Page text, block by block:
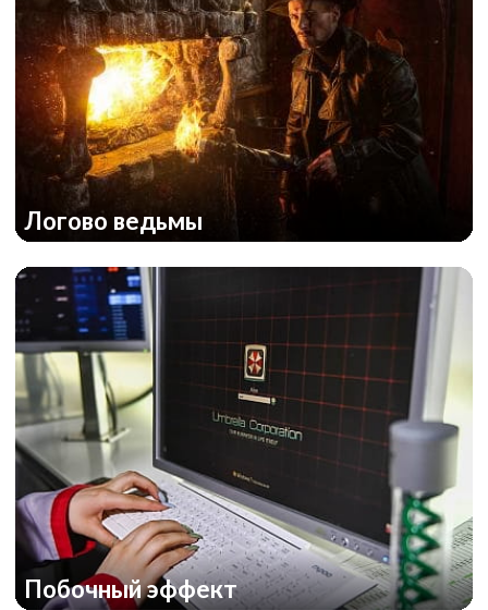
Логово ведьмы
Побочный эффект